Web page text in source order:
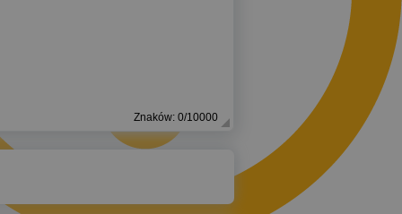
Znaków: 0/10000